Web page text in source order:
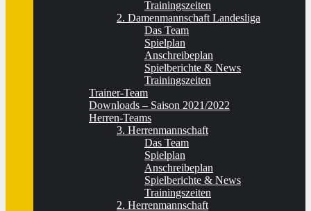
Trainingszeiten
2. Damenmannschaft Landesliga
Das Team
Spielplan
Anschreibeplan
Spielberichte & News
Trainingszeiten
Trainer-Team
Downloads – Saison 2021/2022
Herren-Teams
3. Herrenmannschaft
Das Team
Spielplan
Anschreibeplan
Spielberichte & News
Trainingszeiten
2. Herrenmannschaft